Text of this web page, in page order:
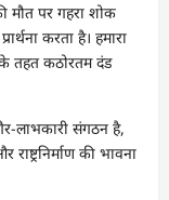
मौत पर गहरा शोक
करता है। हमारा
तहत कठोरतम दंड
लाभकारी संगठन है,
की भावना